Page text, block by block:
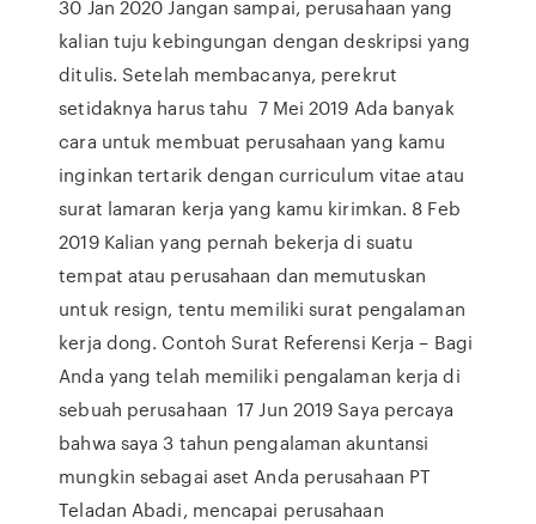
30 Jan 2020 Jangan sampai, perusahaan yang
kalian tuju kebingungan dengan deskripsi yang
ditulis. Setelah membacanya, perekrut
setidaknya harus tahu 7 Mei 2019 Ada banyak
cara untuk membuat perusahaan yang kamu
inginkan tertarik dengan curriculum vitae atau
surat lamaran kerja yang kamu kirimkan. 8 Feb
2019 Kalian yang pernah bekerja di suatu
tempat atau perusahaan dan memutuskan
untuk resign, tentu memiliki surat pengalaman
kerja dong. Contoh Surat Referensi Kerja – Bagi
Anda yang telah memiliki pengalaman kerja di
sebuah perusahaan 17 Jun 2019 Saya percaya
bahwa saya 3 tahun pengalaman akuntansi
mungkin sebagai aset Anda perusahaan PT
Teladan Abadi, mencapai perusahaan